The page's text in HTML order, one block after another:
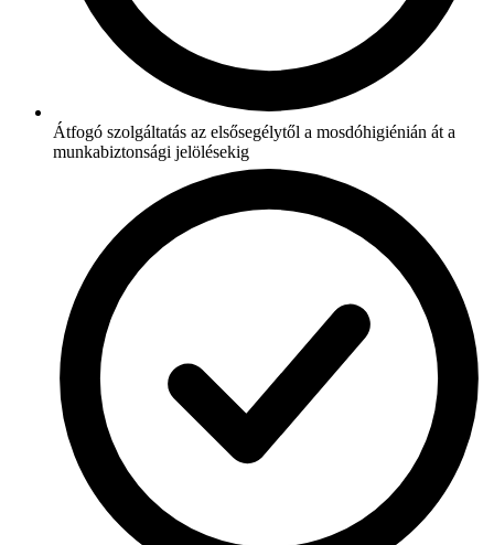
Átfogó szolgáltatás az elsősegélytől a mosdóhigiénián át a
munkabiztonsági jelölésekig